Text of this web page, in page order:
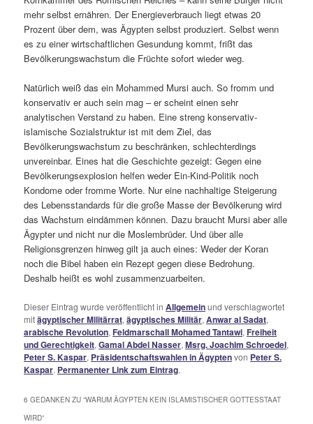
mehr selbst ernähren. Der Energieverbrauch liegt etwas 20
Prozent über dem, was Ägypten selbst produziert. Selbst wenn
es zu einer wirtschaftlichen Gesundung kommt, frißt das
Bevölkerungswachstum die Früchte sofort wieder weg.
Natürlich weiß das ein Mohammed Mursi auch. So fromm und
konservativ er auch sein mag – er scheint einen sehr
analytischen Verstand zu haben. Eine streng konservativ-
islamische Sozialstruktur ist mit dem Ziel, das
Bevölkerungswachstum zu beschränken, schlechterdings
unvereinbar. Eines hat die Geschichte gezeigt: Gegen eine
Bevölkerungsexplosion helfen weder Ein-Kind-Politik noch
Kondome oder fromme Worte. Nur eine nachhaltige Steigerung
des Lebensstandards für die große Masse der Bevölkerung wird
das Wachstum eindämmen können. Dazu braucht Mursi aber alle
Ägypter und nicht nur die Moslembrüder. Und über alle
Religionsgrenzen hinweg gilt ja auch eines: Weder der Koran
noch die Bibel haben ein Rezept gegen diese Bedrohung.
Deshalb heißt es wohl zusammenzuarbeiten.
Dieser Eintrag wurde veröffentlicht inAllgemeinund verschlagwortet
mitägyptischer Militärrat,ägyptisches Militär,Anwar al Sadat,
arabische Revolution,Feldmarschall Mohamed Tantawi,Freiheit
und Gerechtigkeit,Gamal Abdel Nasser,Msrg. Joachim Schroedel,
Peter S. Kaspar, Präsidentschaftswahlen in Ägyptenvon Peter S.
Kaspar. Permanenter Link zum Eintrag.
6 GEDANKEN ZU “WARUM ÄGYPTEN KEIN ISLAMISTISCHER GOTTESSTAAT
WIRD”